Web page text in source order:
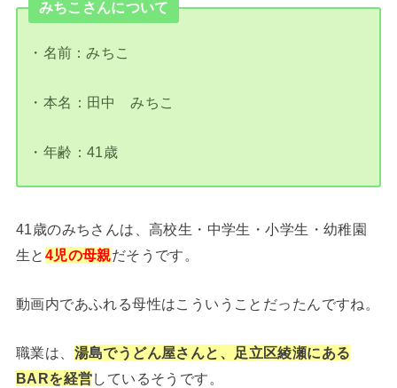
みちこさんについて
・名前：みちこ
・本名：田中 みちこ
・年齢：41歳
41歳のみちさんは、高校生・中学生・小学生・幼稚園
生と 4児の母親だそうです。
動画内であふれる母性はこういうことだったんですね。
職業は、 湯島でうどん屋さんと、足立区綾瀬にある
BARを経営しているそうです。